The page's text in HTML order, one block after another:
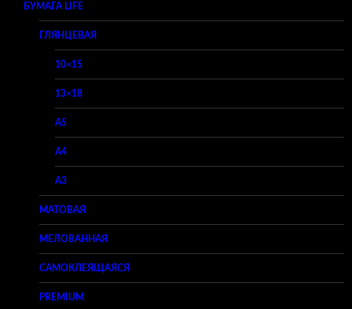
БУМАГА LIFE
ГЛЯНЦЕВАЯ
10×15
13×18
A5
A4
A3
МАТОВАЯ
МЕЛОВАННАЯ
САМОКЛЕЯЩАЯСЯ
PREMIUM